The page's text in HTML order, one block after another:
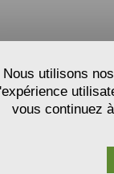
Nous utilisons
vous continuez